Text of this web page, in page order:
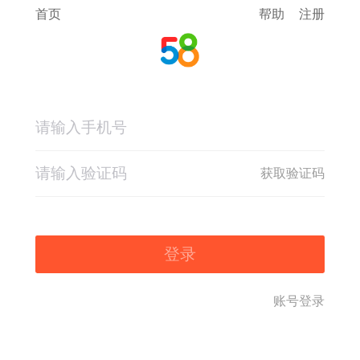
首页 帮助 注册
获取验证码
登录
账号登录